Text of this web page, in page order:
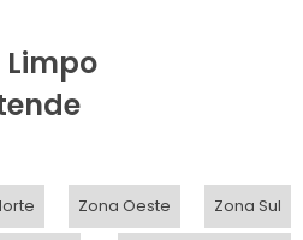
Limpo
Zona Oeste Zona Sul